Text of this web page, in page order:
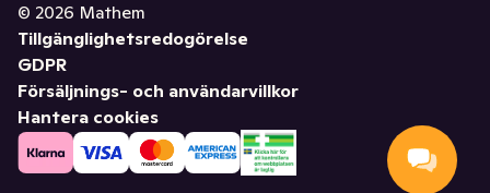
© 2026 Mathem
Tillgänglighetsredogörelse
GDPR
Försäljnings- och användarvillkor
Hantera cookies